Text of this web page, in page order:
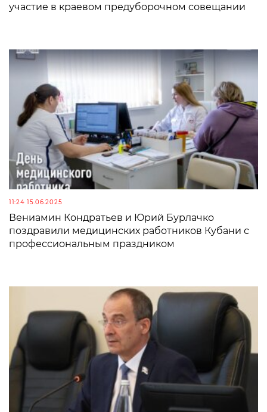
участие в краевом предуборочном совещании
11:24 15.06.2025
Вениамин Кондратьев и Юрий Бурлачко
поздравили медицинских работников Кубани с
профессиональным праздником